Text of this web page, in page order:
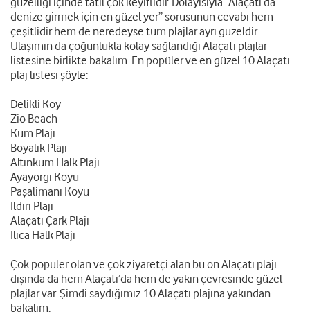
denize girmek için en güzel yer” sorusunun cevabı hem
çeşitlidir hem de neredeyse tüm plajlar ayrı güzeldir.
Ulaşımın da çoğunlukla kolay sağlandığı Alaçatı plajlar
listesine birlikte bakalım. En popüler ve en güzel 10 Alaçatı
plaj listesi şöyle:
Delikli Koy
Zio Beach
Kum Plajı
Boyalık Plajı
Altınkum Halk Plajı
Ayayorgi Koyu
Paşalimanı Koyu
Ildırı Plajı
Alaçatı Çark Plajı
Ilıca Halk Plajı
Çok popüler olan ve çok ziyaretçi alan bu on Alaçatı plajı
dışında da hem Alaçatı’da hem de yakın çevresinde güzel
plajlar var. Şimdi saydığımız 10 Alaçatı plajına yakından
bakalım.